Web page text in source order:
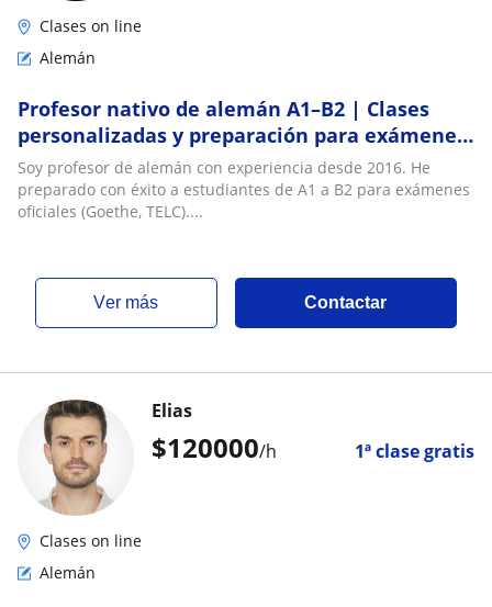
Clases on line
Alemán
Profesor nativo de alemán A1–B2 | Clases
personalizadas y preparación para exámenes
oficiales
Soy profesor de alemán con experiencia desde 2016. He
preparado con éxito a estudiantes de A1 a B2 para exámenes
oficiales (Goethe, TELC)....
ver más Contactar
$120000/h 1ª clase gratis
Elias
Clases on line
Alemán